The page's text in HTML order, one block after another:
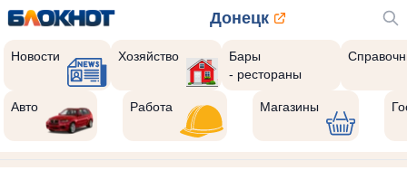
Донецк
Новости Хозяйство
Бары
- рестораны
Авто Работа Магазины